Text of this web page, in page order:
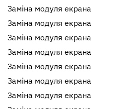
Заміна модуля екрана
Заміна модуля екрана
Заміна модуля екрана
Заміна модуля екрана
Заміна модуля екрана
Заміна модуля екрана
Заміна модуля екрана